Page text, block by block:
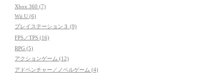
Xbox 360 (7)
Wii U (6)
プレイステーション３ (9)
FPS／TPS (16)
RPG (5)
アクションゲーム (12)
アドベンチャー／ノベルゲーム (4)